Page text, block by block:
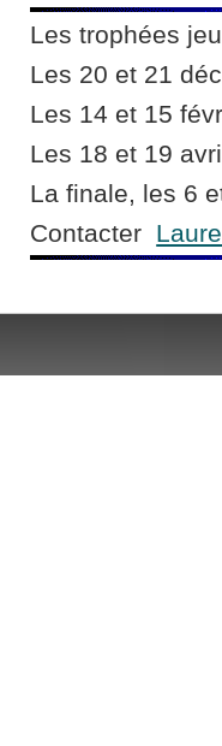
Les trophées
Les 20 et 21
Les 14 et 15
Les 18 et 19
La finale, les 6
Contacter